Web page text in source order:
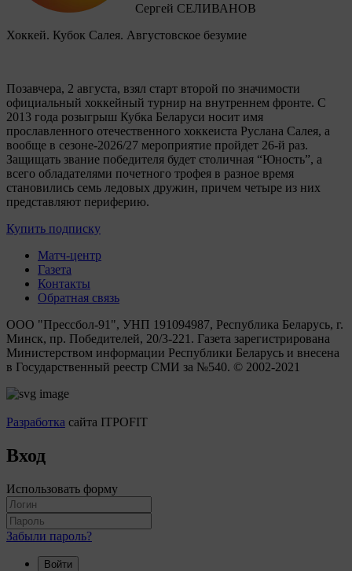
Сергей СЕЛИВАНОВ
Хоккей. Кубок Салея. Августовское безумие
Позавчера, 2 августа, взял старт второй по значимости
официальный хоккейный турнир на внутреннем фронте. C
2013 года розыгрыш Кубка Беларуси носит имя
прославленного отечественного хоккеиста Руслана Салея, а
вообще в сезоне-2026/27 мероприятие пройдет 26-й раз.
Защищать звание победителя будет столичная “Юность”, а
всего обладателями почетного трофея в разное время
становились семь ледовых дружин, причем четыре из них
представляют периферию.
Купить подписку
Матч-центр
Газета
Контакты
Обратная связь
ООО "Прессбол-91", УНП 191094987, Республика Беларусь, г.
Минск, пр. Победителей, 20/3-221. Газета зарегистрирована
Министерством информации Республики Беларусь и внесена
в Государственный реестр СМИ за №540. © 2002-2021
Разработка сайта ITPOFIT
Вход
Использовать форму
Забыли пароль?
Войти